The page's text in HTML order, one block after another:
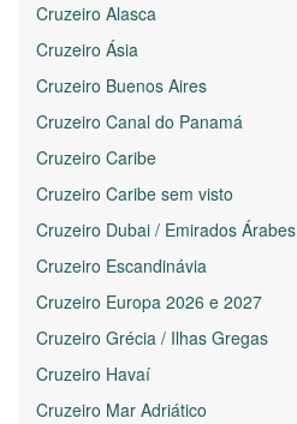
Cruzeiro Alasca
Cruzeiro Ásia
Cruzeiro Buenos Aires
Cruzeiro Canal do Panamá
Cruzeiro Caribe
Cruzeiro Caribe sem visto
Cruzeiro Dubai / Emirados Árabes
Cruzeiro Escandinávia
Cruzeiro Europa 2026 e 2027
Cruzeiro Grécia / Ilhas Gregas
Cruzeiro Havaí
Cruzeiro Mar Adriático